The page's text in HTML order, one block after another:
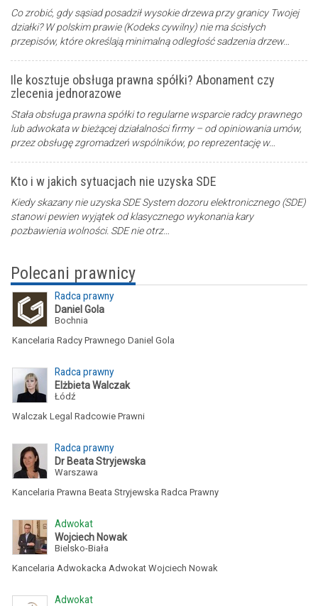
Co zrobić, gdy sąsiad posadził wysokie drzewa przy granicy Twojej
działki? W polskim prawie (Kodeks cywilny) nie ma ścisłych
przepisów, które określają minimalną odległość sadzenia drzew…
Ile kosztuje obsługa prawna spółki? Abonament czy
zlecenia jednorazowe
Stała obsługa prawna spółki to regularne wsparcie radcy prawnego
lub adwokata w bieżącej działalności firmy – od opiniowania umów,
przez obsługę zgromadzeń wspólników, po reprezentację w…
Kto i w jakich sytuacjach nie uzyska SDE
Kiedy skazany nie uzyska SDE System dozoru elektronicznego (SDE)
stanowi pewien wyjątek od klasycznego wykonania kary
pozbawienia wolności. SDE nie otrz…
Polecani prawnicy
Radca prawny
Daniel Gola
Bochnia
Kancelaria Radcy Prawnego Daniel Gola
Radca prawny
Elżbieta Walczak
Łódź
Walczak Legal Radcowie Prawni
Radca prawny
Dr Beata Stryjewska
Warszawa
Kancelaria Prawna Beata Stryjewska Radca Prawny
Adwokat
Wojciech Nowak
Bielsko-Biała
Kancelaria Adwokacka Adwokat Wojciech Nowak
Adwokat